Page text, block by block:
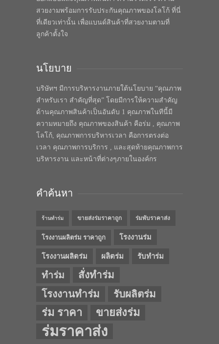
สวยงามพร้อมการรับประกันคุณภาพของโลโก้ ที่นี่
ที่เดียวเท่านั้น เพื่อแบนด์สินค้าที่สวยงามตามที่
ลูกค้าตั้งใจ
นโยบาย
บริษัทฯ มีการบริหารงานภายใต้นโยบาย “คุณภาพ
สำหรับเรา สำคัญที่สุด” โดยมีการให้ความสำคัญ
ด้านคุณภาพสินค้าเป็นอันดับ 1 คุณภาพในทีนี้มี
ความหมายถึง คุณภาพของสินค้า คือร่ม , คุณภาพ
โลโก้, คุณภาพการบริหารเวลา คือการตรงต่อ
เวลา คุณภาพการบริการ , และสุดท้ายคุณภาพการ
บริหารงาน และหน้าที่ต่างๆภายในองค์กร
คำค้นหา
ร้านทำร่ม ขายส่งร่มราคาถูก ร่มพับราคาส่ง
โรงงานผลิตร่ม ราคาถูก โรงงานร่ม
โรงงานผลิตร่ม ผลิตร่ม รับทำร่ม
ทำร่ม
สั่งทำร่ม
โรงงานทำร่ม
รับผลิตร่ม
ร่ม ราคา ขายส่งร่ม
ร่มราคาส่ง